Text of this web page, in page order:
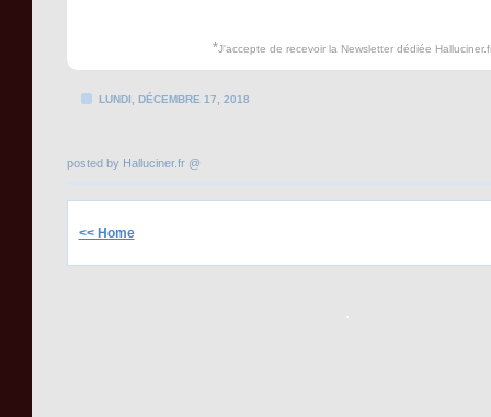
*J'accepte de recevoir la Newsletter dédiée
LUNDI, DÉCEMBRE 17, 2018
posted by Halluciner.fr @
<< Home
.